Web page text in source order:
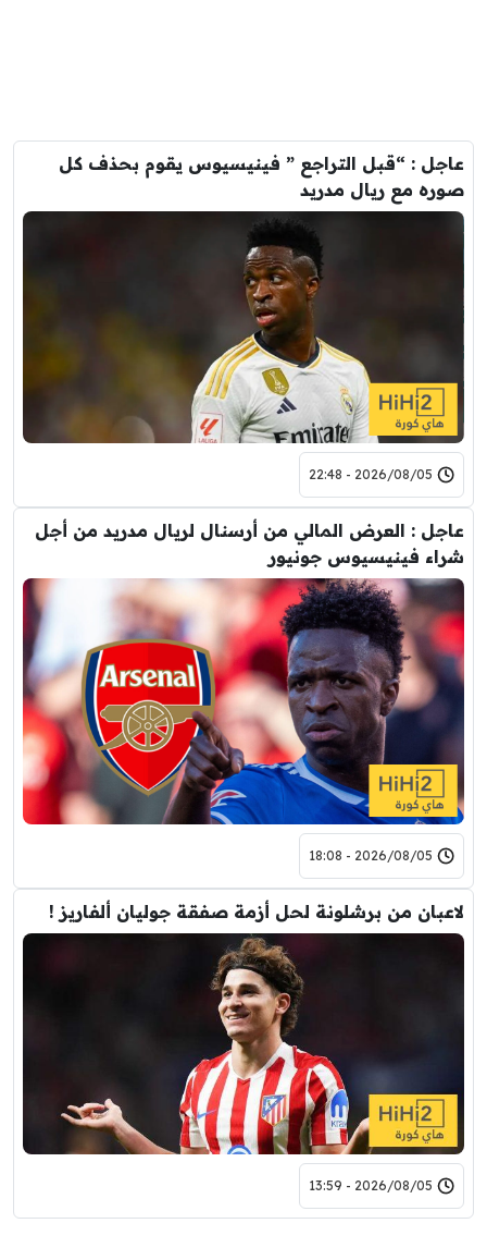
عاجل : “قبل التراجع ” فينيسيوس يقوم بحذف كل
صوره مع ريال مدريد
2026/08/05 - 22:48
عاجل : العرض المالي من أرسنال لريال مدريد من أجل
شراء فينيسيوس جونيور
2026/08/05 - 18:08
لاعبان من برشلونة لحل أزمة صفقة جوليان ألفاريز !
2026/08/05 - 13:59